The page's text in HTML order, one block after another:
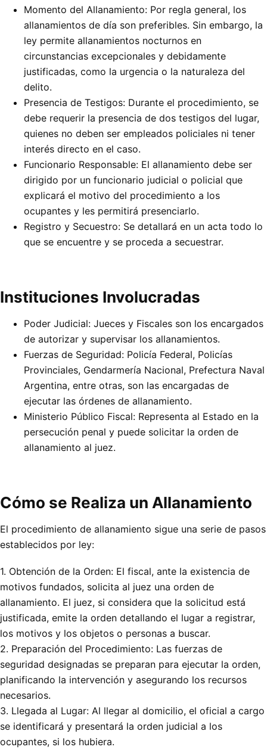
Momento del Allanamiento: Por regla general, los
allanamientos de día son preferibles. Sin embargo, la
ley permite allanamientos nocturnos en
circunstancias excepcionales y debidamente
justificadas, como la urgencia o la naturaleza del
delito.
Presencia de Testigos: Durante el procedimiento, se
debe requerir la presencia de dos testigos del lugar,
quienes no deben ser empleados policiales ni tener
interés directo en el caso.
Funcionario Responsable: El allanamiento debe ser
dirigido por un funcionario judicial o policial que
explicará el motivo del procedimiento a los
ocupantes y les permitirá presenciarlo.
Registro y Secuestro: Se detallará en un acta todo lo
que se encuentre y se proceda a secuestrar.
Instituciones Involucradas
Poder Judicial: Jueces y Fiscales son los encargados
de autorizar y supervisar los allanamientos.
Fuerzas de Seguridad: Policía Federal, Policías
Provinciales, Gendarmería Nacional, Prefectura Naval
Argentina, entre otras, son las encargadas de
ejecutar las órdenes de allanamiento.
Ministerio Público Fiscal: Representa al Estado en la
persecución penal y puede solicitar la orden de
allanamiento al juez.
Cómo se Realiza un Allanamiento
El procedimiento de allanamiento sigue una serie de pasos
establecidos por ley:
1. Obtención de la Orden: El fiscal, ante la existencia de
motivos fundados, solicita al juez una orden de
allanamiento. El juez, si considera que la solicitud está
justificada, emite la orden detallando el lugar a registrar,
los motivos y los objetos o personas a buscar.
2. Preparación del Procedimiento: Las fuerzas de
seguridad designadas se preparan para ejecutar la orden,
planificando la intervención y asegurando los recursos
necesarios.
3. Llegada al Lugar: Al llegar al domicilio, el oficial a cargo
se identificará y presentará la orden judicial a los
ocupantes, si los hubiera.